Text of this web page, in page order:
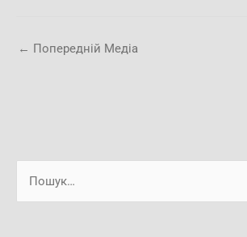
← Попередній Медіа